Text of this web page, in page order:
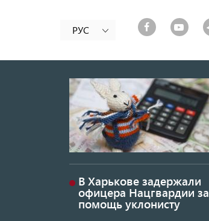
РУС
В Харькове задержали
офицера Нацгвардии за
помощь уклонисту